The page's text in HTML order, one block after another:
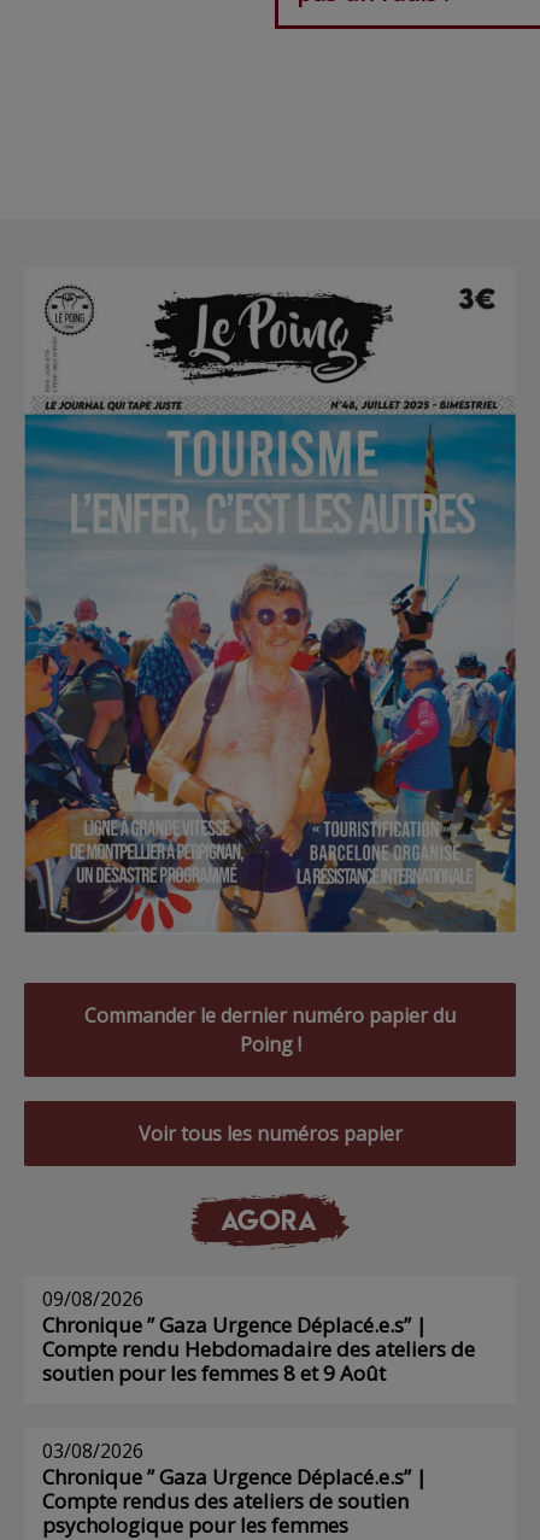
Commander le dernier numéro papier du
Poing !
Voir tous les numéros papier
AGORA
09/08/2026
Chronique ” Gaza Urgence Déplacé.e.s” |
Compte rendu Hebdomadaire des ateliers de
soutien pour les femmes 8 et 9 Août
03/08/2026
Chronique ” Gaza Urgence Déplacé.e.s” |
Compte rendus des ateliers de soutien
psychologique pour les femmes